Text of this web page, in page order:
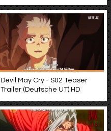
Devil May Cry - S02 Teaser
Trailer (Deutsche UT) HD